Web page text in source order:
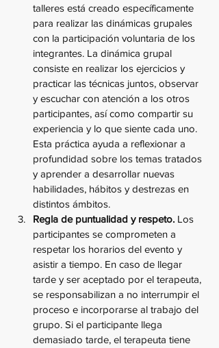
talleres está creado específicamente
para realizar las dinámicas grupales
con la participación voluntaria de los
integrantes. La dinámica grupal
consiste en realizar los ejercicios y
practicar las técnicas juntos, observar
y escuchar con atención a los otros
participantes, así como compartir su
experiencia y lo que siente cada uno.
Esta práctica ayuda a reflexionar a
profundidad sobre los temas tratados
y aprender a desarrollar nuevas
habilidades, hábitos y destrezas en
distintos ámbitos.
Regla de puntualidad y respeto. Los
participantes se comprometen a
respetar los horarios del evento y
asistir a tiempo. En caso de llegar
tarde y ser aceptado por el terapeuta,
se responsabilizan a no interrumpir el
proceso e incorporarse al trabajo del
grupo. Si el participante llega
demasiado tarde, el terapeuta tiene